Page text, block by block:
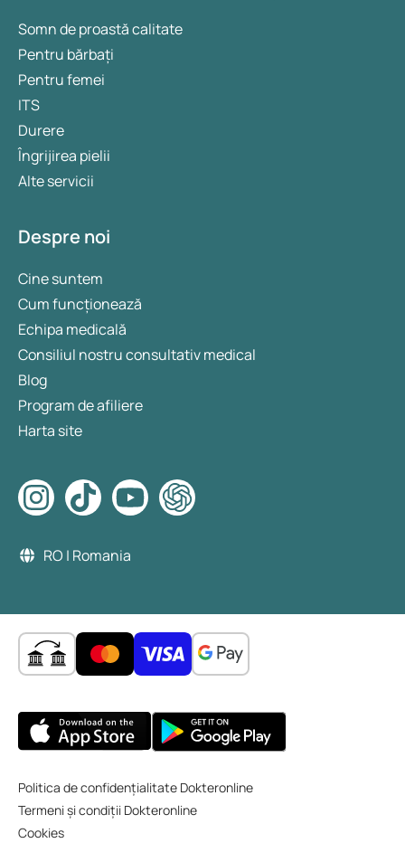
Somn de proastă calitate
Pentru bărbați
Pentru femei
ITS
Durere
Îngrijirea pielii
Alte servicii
Despre noi
Cine suntem
Cum funcționează
Echipa medicală
Consiliul nostru consultativ medical
Blog
Program de afiliere
Harta site
RO | Romania
Politica de confidențialitate Dokteronline
Termeni și condiții Dokteronline
Cookies